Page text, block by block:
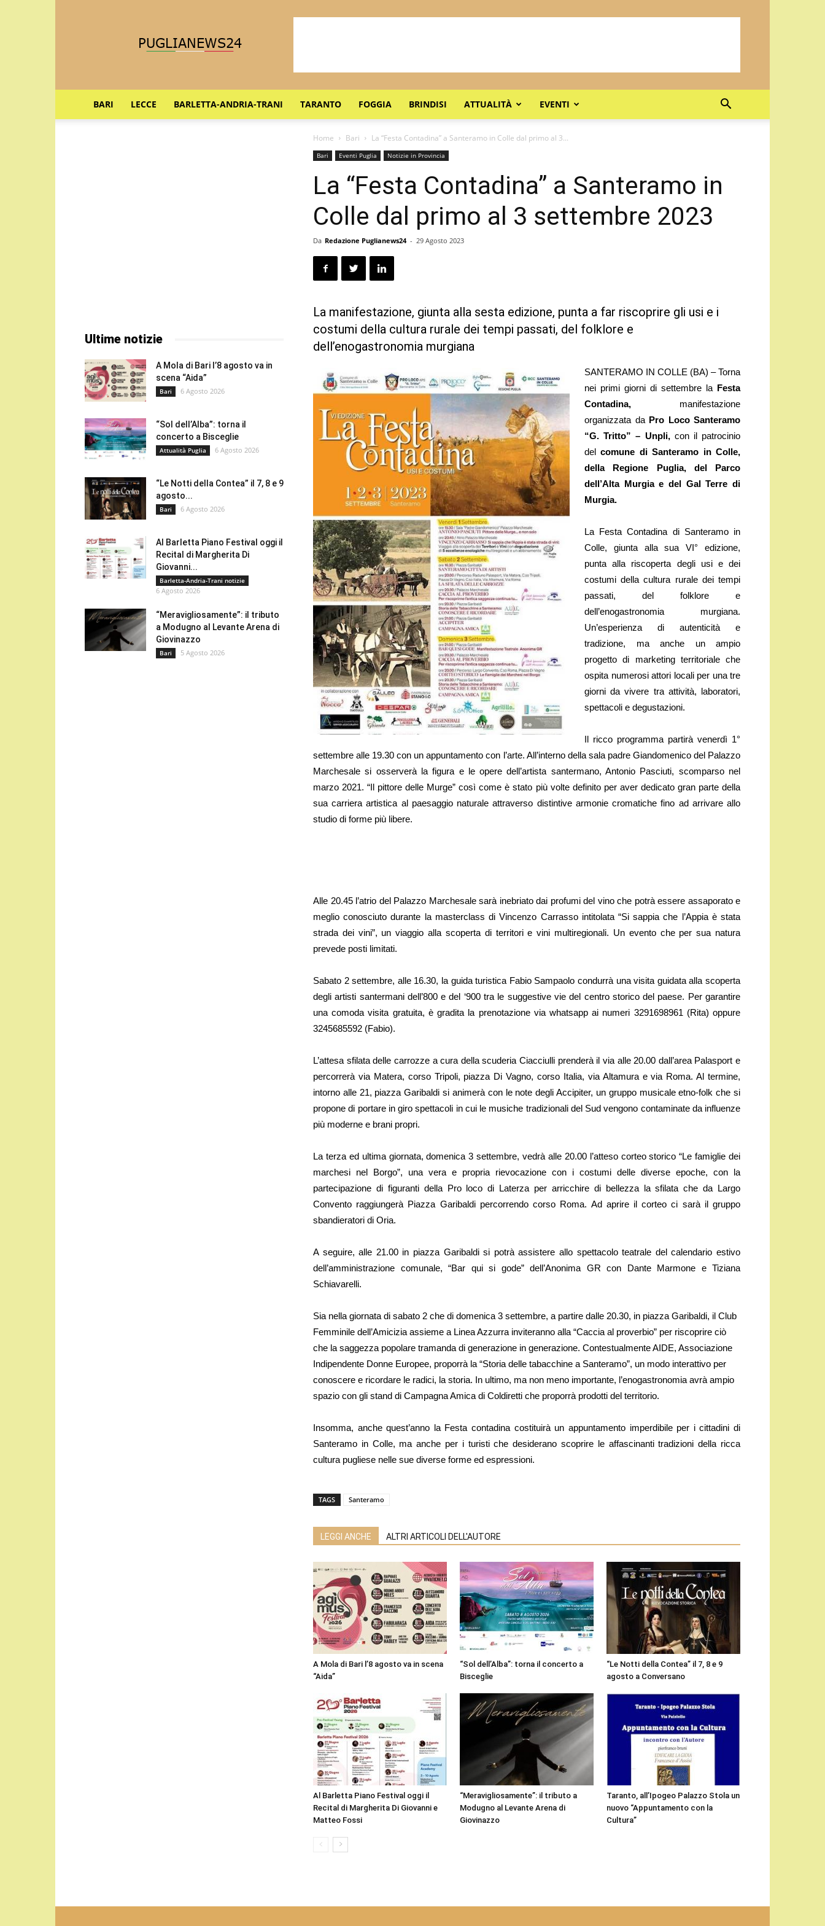
BARI LECCE BARLETTA-ANDRIA-TRANI TARANTO FOGGIA BRINDISI ATTUALITÀ EVENTI
Home Bari La “Festa Contadina” a Santeramo in Colle dal primo al 3...
Bari Eventi Puglia Notizie in Provincia
La “Festa Contadina” a Santeramo in
Colle dal primo al 3 settembre 2023
Da Redazione Puglianews24 - 29 Agosto 2023
La manifestazione, giunta alla sesta edizione, punta a far riscoprire gli usi e i
costumi della cultura rurale dei tempi passati, del folklore e
dell’enogastronomia murgiana
SANTERAMO IN COLLE (BA) – Torna
nei primi giorni di settembre la Festa
Contadina, manifestazione
organizzata da Pro Loco Santeramo
“G. Tritto” – Unpli,con il patrocinio
delcomune di Santeramo in Colle,
della Regione Puglia, del Parco
dell’Alta Murgia e del Gal Terre di
Murgia.
La Festa Contadina di Santeramo in
Colle, giunta alla sua VI° edizione,
punta alla riscoperta degli usi e dei
costumi della cultura rurale dei tempi
passati, del folklore e
dell’enogastronomia murgiana.
Un’esperienza di autenticità e
tradizione, ma anche un ampio
progetto di marketing territoriale che
ospita numerosi attori locali per una tre
giorni da vivere tra attività, laboratori,
spettacoli e degustazioni.
Il ricco programma partirà venerdì 1°
settembre alle 19.30 con un appuntamento con l’arte. All’interno della sala padre Giandomenico del Palazzo
Marchesale si osserverà la figura e le opere dell’artista santermano, Antonio Pasciuti, scomparso nel
marzo 2021. “Il pittore delle Murge” così come è stato più volte definito per aver dedicato gran parte della
sua carriera artistica al paesaggio naturale attraverso distintive armonie cromatiche fino ad arrivare allo
studio di forme più libere.
Alle 20.45 l’atrio del Palazzo Marchesale sarà inebriato dai profumi del vino che potrà essere assaporato e
meglio conosciuto durante la masterclass di Vincenzo Carrasso intitolata “Si sappia che l’Appia è stata
strada dei vini”, un viaggio alla scoperta di territori e vini multiregionali. Un evento che per sua natura
prevede posti limitati.
Sabato 2 settembre, alle 16.30, la guida turistica Fabio Sampaolo condurrà una visita guidata alla scoperta
degli artisti santermani dell’800 e del ‘900 tra le suggestive vie del centro storico del paese. Per garantire
una comoda visita gratuita, è gradita la prenotazione via whatsapp ai numeri 3291698961 (Rita) oppure
3245685592 (Fabio).
L’attesa sfilata delle carrozze a cura della scuderia Ciacciulli prenderà il via alle 20.00 dall’area Palasport e
percorrerà via Matera, corso Tripoli, piazza Di Vagno, corso Italia, via Altamura e via Roma. Al termine,
intorno alle 21, piazza Garibaldi si animerà con le note degli Accipiter, un gruppo musicale etno-folk che si
propone di portare in giro spettacoli in cui le musiche tradizionali del Sud vengono contaminate da influenze
più moderne e brani propri.
La terza ed ultima giornata, domenica 3 settembre, vedrà alle 20.00 l’atteso corteo storico “Le famiglie dei
marchesi nel Borgo”, una vera e propria rievocazione con i costumi delle diverse epoche, con la
partecipazione di figuranti della Pro loco di Laterza per arricchire di bellezza la sfilata che da Largo
Convento raggiungerà Piazza Garibaldi percorrendo corso Roma. Ad aprire il corteo ci sarà il gruppo
sbandieratori di Oria.
A seguire, alle 21.00 in piazza Garibaldi si potrà assistere allo spettacolo teatrale del calendario estivo
dell’amministrazione comunale, “Bar qui si gode” dell’Anonima GR con Dante Marmone e Tiziana
Schiavarelli.
Sia nella giornata di sabato 2 che di domenica 3 settembre, a partire dalle 20.30, in piazza Garibaldi, il Club
Femminile dell’Amicizia assieme a Linea Azzurra inviteranno alla “Caccia al proverbio” per riscoprire ciò
che la saggezza popolare tramanda di generazione in generazione. Contestualmente AIDE, Associazione
Indipendente Donne Europee, proporrà la “Storia delle tabacchine a Santeramo”, un modo interattivo per
conoscere e ricordare le radici, la storia. In ultimo, ma non meno importante, l’enogastronomia avrà ampio
spazio con gli stand di Campagna Amica di Coldiretti che proporrà prodotti del territorio.
Insomma, anche quest’anno la Festa contadina costituirà un appuntamento imperdibile per i cittadini di
Santeramo in Colle, ma anche per i turisti che desiderano scoprire le affascinanti tradizioni della ricca
cultura pugliese nelle sue diverse forme ed espressioni.
TAGS Santeramo
LEGGI ANCHE ALTRI ARTICOLI DELL'AUTORE
A Mola di Bari l’8 agosto va in scena
“Aida”
“Sol dell’Alba”: torna il concerto a
Bisceglie
“Le Notti della Contea” il 7, 8 e 9
agosto a Conversano
Al Barletta Piano Festival oggi il
Recital di Margherita Di Giovanni e
Matteo Fossi
“Meravigliosamente”: il tributo a
Modugno al Levante Arena di
Giovinazzo
Taranto, all’Ipogeo Palazzo Stola un
nuovo “Appuntamento con la
Cultura”
Ultime notizie
A Mola di Bari l’8 agosto va in
scena “Aida”
Bari 6 Agosto 2026
“Sol dell’Alba”: torna il
concerto a Bisceglie
Attualità Puglia 6 Agosto 2026
“Le Notti della Contea” il 7, 8 e 9
agosto...
Bari 6 Agosto 2026
Al Barletta Piano Festival oggi il
Recital di Margherita Di
Giovanni...
Barletta-Andria-Trani notizie
6 Agosto 2026
“Meravigliosamente”: il tributo
a Modugno al Levante Arena di
Giovinazzo
Bari 5 Agosto 2026